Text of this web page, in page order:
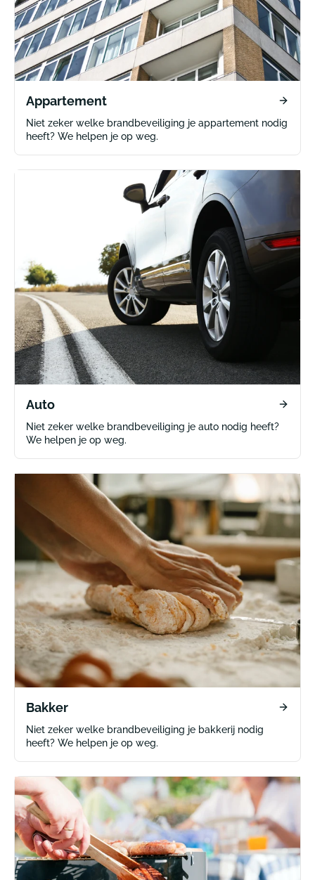
Appartement
Niet zeker welke brandbeveiliging je appartement nodig
heeft? We helpen je op weg.
Auto
Niet zeker welke brandbeveiliging je auto nodig heeft?
We helpen je op weg.
Bakker
Niet zeker welke brandbeveiliging je bakkerij nodig
heeft? We helpen je op weg.